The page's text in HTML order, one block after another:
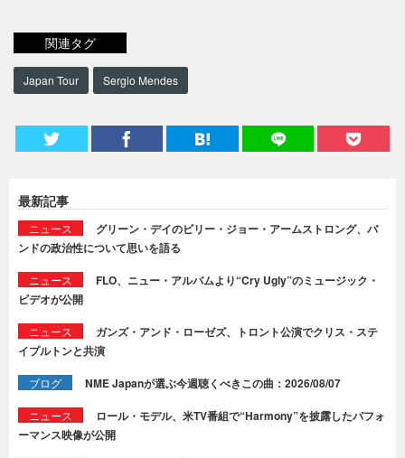
関連タグ
Japan Tour Sergio Mendes
最新記事
ニュース
グリーン・デイのビリー・ジョー・アームストロング、バ
ンドの政治性について思いを語る
ニュース
FLO、ニュー・アルバムより“Cry Ugly”のミュージック・
ビデオが公開
ニュース
ガンズ・アンド・ローゼズ、トロント公演でクリス・ステ
イプルトンと共演
ブログ NME Japanが選ぶ今週聴くべきこの曲：2026/08/07
ニュース
ロール・モデル、米TV番組で“Harmony”を披露したパフォ
ーマンス映像が公開